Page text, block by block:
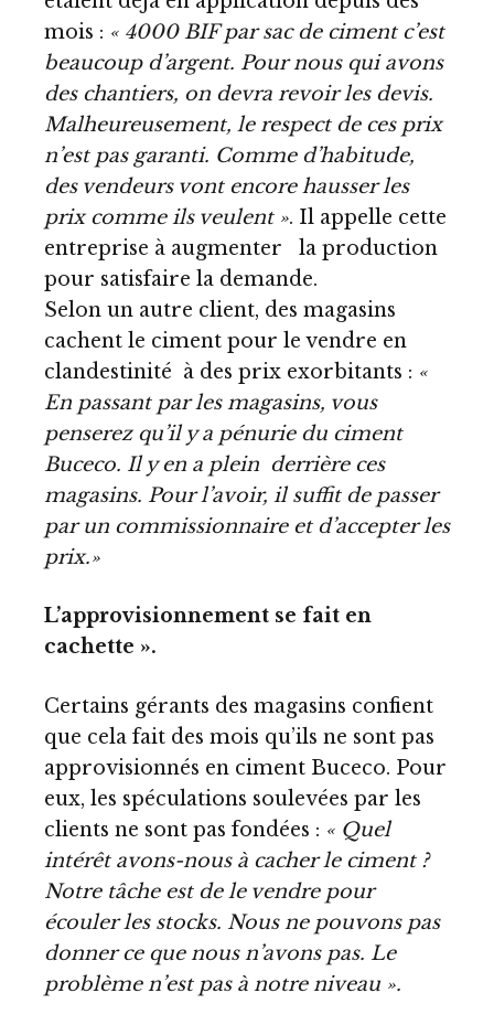
mois : « 4000 BIF par sac de ciment c’est
beaucoup d’argent. Pour nous qui avons
des chantiers, on devra revoir les devis.
Malheureusement, le respect de ces prix
n’est pas garanti. Comme d’habitude,
des vendeurs vont encore hausser les
prix comme ils veulent ». Il appelle cette
entreprise à augmenter la production
pour satisfaire la demande.
Selon un autre client, des magasins
cachent le ciment pour le vendre en
clandestinité à des prix exorbitants : «
En passant par les magasins, vous
penserez qu’il y a pénurie du ciment
Buceco. Il y en a plein derrière ces
magasins. Pour l’avoir, il suffit de passer
par un commissionnaire et d’accepter les
prix.»
L’approvisionnement se fait en
cachette ».
Certains gérants des magasins confient
que cela fait des mois qu’ils ne sont pas
approvisionnés en ciment Buceco. Pour
eux, les spéculations soulevées par les
clients ne sont pas fondées : « Quel
intérêt avons-nous à cacher le ciment ?
Notre tâche est de le vendre pour
écouler les stocks. Nous ne pouvons pas
donner ce que nous n’avons pas. Le
problème n’est pas à notre niveau ».